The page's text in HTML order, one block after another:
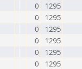
0
1295
0
1295
0
1295
0
1295
0
1295
0
1295